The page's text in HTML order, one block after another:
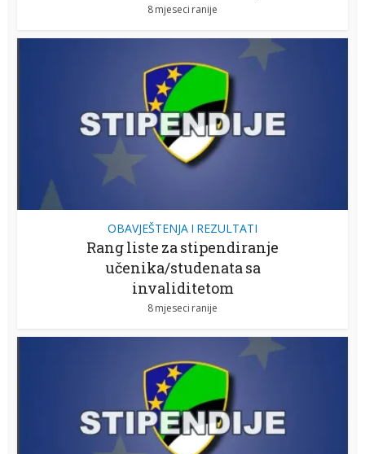
8 mjeseci ranije
OBAVJEŠTENJA I REZULTATI
Rang liste za stipendiranje
učenika/studenata sa
invaliditetom
8 mjeseci ranije